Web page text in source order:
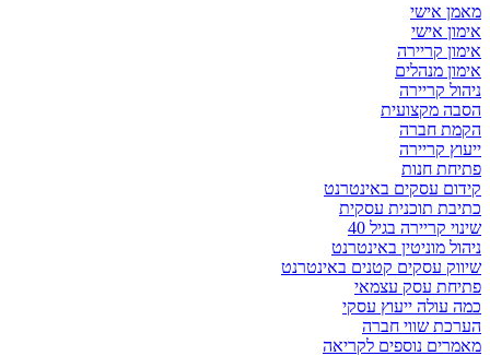
מאמן אישי
אימון אישי
אימון קריירה
אימון מנהלים
ניהול קריירה
הסבה מקצועית
הקמת חברה
ייעוץ קריירה
פתיחת חנות
קידום עסקים באינטרנט
כתיבת תוכנית עסקית
שינוי קריירה בגיל 40
ניהול מוניטין באינטרנט
שיווק עסקים קטנים באינטרנט
פתיחת עסק עצמאי
כמה עולה ייעוץ עסקי
הערכת שווי חברה
מאמרים נוספים לקריאה